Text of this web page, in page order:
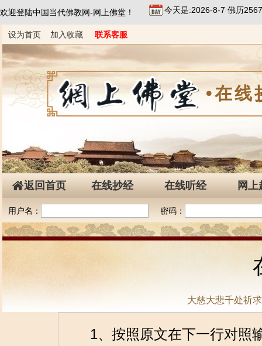
欢迎登陆中国当代佛教网-网上佛堂！ 今天是:2026-8-7 佛历
设为首页 加入收藏 联系客服
•在线
返回首页 在线抄经 在线听经 网上
用户名： 密码：
大慈大悲千处祈
1、按照原文在下一行对照